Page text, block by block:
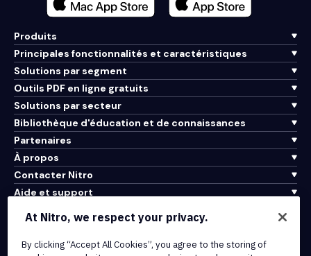
Produits
Principales fonctionnalités et caractéristiques
Solutions par segment
Outils PDF en ligne gratuits
Solutions par secteur
Bibliothèque d'éducation et de connaissances
Partenaires
À propos
Contacter Nitro
Aide et support
Conditions d'utilisation
At Nitro, we respect your privacy.
By clicking “Accept All Cookies”, you agree to the storing of